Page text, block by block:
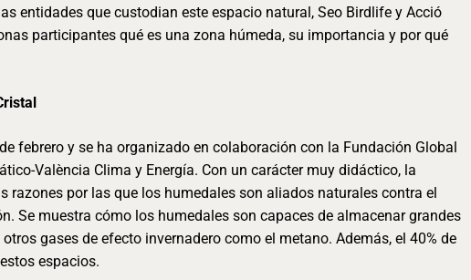
entidades que custodian este espacio natural, Seo Birdlife y Acció
participantes qué es una zona húmeda, su importancia y por qué
febrero y se ha organizado en colaboración con la Fundación Global
València Clima y Energía. Con un carácter muy didáctico, la
razones por las que los humedales son aliados naturales contra el
Se muestra cómo los humedales son capaces de almacenar grandes
gases de efecto invernadero como el metano. Además, el 40% de
espacios.